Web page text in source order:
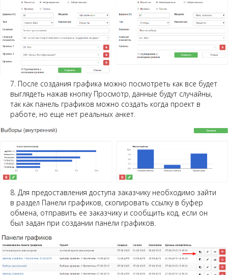
7. После создания графика можно посмотреть как все будет
выглядеть нажав кнопку Просмотр, данные будут случайны,
так как панель графиков можно создать когда проект в
работе, но еще нет реальных анкет.
8. Для предоставления доступа заказчику необходимо зайти
в раздел Панели графиков, скопировать ссылку в буфер
обмена, отправить ее заказчику и сообщить код, если он
был задан при создании панели графиков.